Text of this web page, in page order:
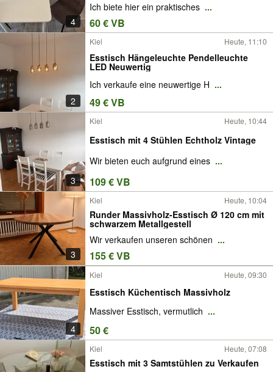
4
Ich biete hier ein praktisches ...
60 € VB
2
Kiel Heute, 11:10
Esstisch Hängeleuchte Pendelleuchte
LED Neuwertig
Ich verkaufe eine neuwertige H ...
49 € VB
3
Kiel Heute, 10:44
Esstisch mit 4 Stühlen Echtholz Vintage
Wir bieten euch aufgrund eines ...
109 € VB
3
Kiel Heute, 10:04
Runder Massivholz-Esstisch Ø 120 cm mit
schwarzem Metallgestell
Wir verkaufen unseren schönen ...
155 € VB
4
Kiel Heute, 09:30
Esstisch Küchentisch Massivholz
Massiver Esstisch, vermutlich ...
50 €
Kiel Heute, 07:08
Esstisch mit 3 Samtstühlen zu Verkaufen